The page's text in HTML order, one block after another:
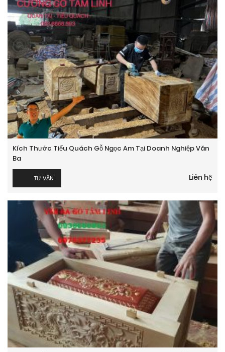
Kích Thước Tiểu Quách Gỗ Ngọc Am Tại Doanh Nghiệp Văn
Ba
TƯ VẤN Liên hệ